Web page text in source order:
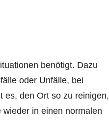
benötigt. Dazu
oder Unfälle, bei
es, den Ort so zu reinigen,
in einen normalen